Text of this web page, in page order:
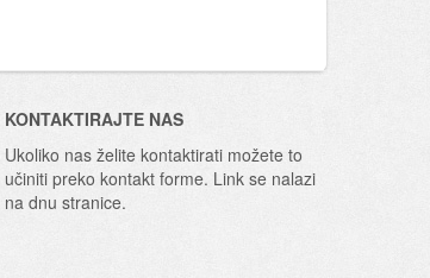
KONTAKTIRAJTE NAS
Ukoliko nas želite kontaktirati možete to
učiniti preko kontakt forme. Link se nalazi
na dnu stranice.